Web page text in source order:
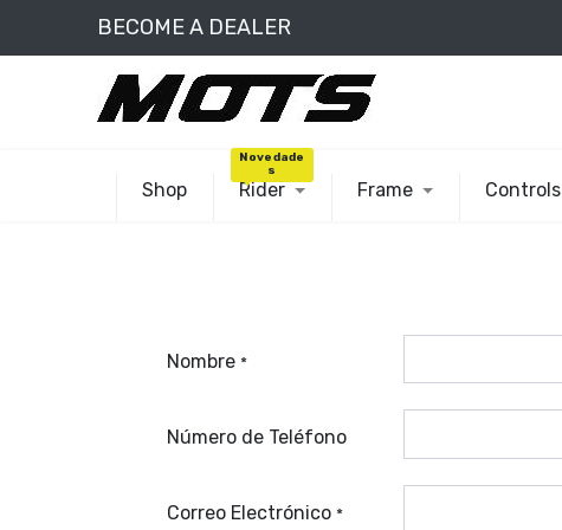
BECOME A DEALER
Shop Rider
Novedade
s
Frame Controls
Nombre *
Número de Teléfono
Correo Electrónico *